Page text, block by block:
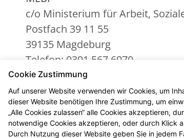
c/o Ministerium für Arbeit,
Postfach 39 11 55
39135 Magdeburg
Telefon: 0391 567 6970
E-Mail:MLBF@ms.sachsen-
Website:
Cookie Zustimmung
Auf unserer Website verwenden wir Cookies, um
dieser Website benötigen Ihre Zustimmung, um
„Alle Cookies zulassen“ alle Cookies akzeptieren,
notwendige Cookies akzeptieren, oder durch Klick
Durch Nutzung dieser Website geben Sie in jedem